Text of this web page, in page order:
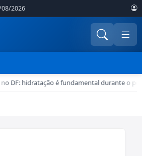
08/2026
no DF: hidratação é fundamental durante o •